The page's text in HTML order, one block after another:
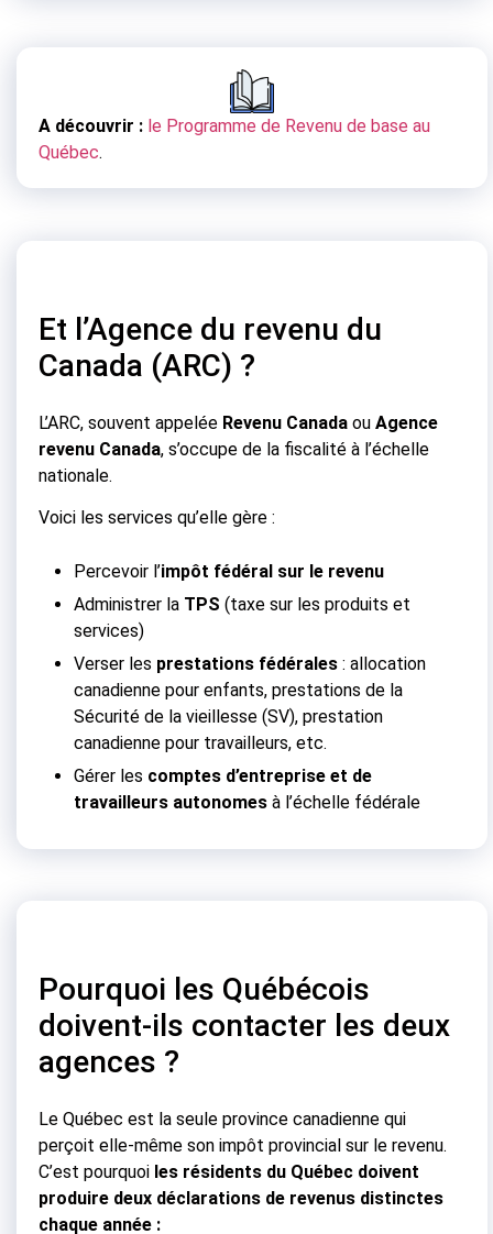
A découvrir : le Programme de Revenu de base au
Québec.
Et l’Agence du revenu du
Canada (ARC) ?
L’ARC, souvent appelée Revenu Canada ou Agence
revenu Canada, s’occupe de la fiscalité à l’échelle
nationale.
Voici les services qu’elle gère :
Percevoir l’impôt fédéral sur le revenu
Administrer la TPS (taxe sur les produits et
services)
Verser les prestations fédérales : allocation
canadienne pour enfants, prestations de la
Sécurité de la vieillesse (SV), prestation
canadienne pour travailleurs, etc.
Gérer les comptes d’entreprise et de
travailleurs autonomes à l’échelle fédérale
Pourquoi les Québécois
doivent-ils contacter les deux
agences ?
Le Québec est la seule province canadienne qui
perçoit elle-même son impôt provincial sur le revenu.
C’est pourquoi les résidents du Québec doivent
produire deux déclarations de revenus distinctes
chaque année :